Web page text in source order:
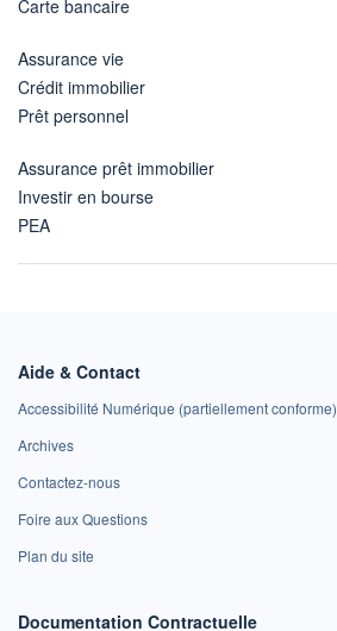
Carte bancaire
Assurance vie
Crédit immobilier
Prêt personnel
Assurance prêt immobilier
Investir en bourse
PEA
Aide & Contact
Accessibilité Numérique (partiellement conforme)
Archives
Contactez-nous
Foire aux Questions
Plan du site
Documentation Contractuelle